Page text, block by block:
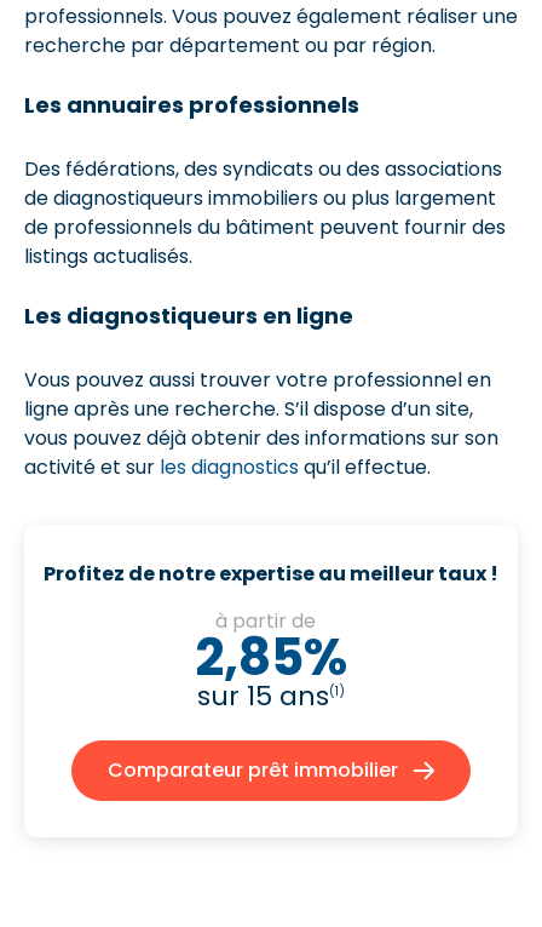
professionnels. Vous pouvez également réaliser une
recherche par département ou par région.
Les annuaires professionnels
Des fédérations, des syndicats ou des associations
de diagnostiqueurs immobiliers ou plus largement
de professionnels du bâtiment peuvent fournir des
listings actualisés.
Les diagnostiqueurs en ligne
Vous pouvez aussi trouver votre professionnel en
ligne après une recherche. S’il dispose d’un site,
vous pouvez déjà obtenir des informations sur son
activité et sur les diagnosticsqu’il effectue.
Profitez de notre expertise au meilleur taux !
à partir de
2,85%
sur 15 ans(1)
Comparateur prêt immobilier